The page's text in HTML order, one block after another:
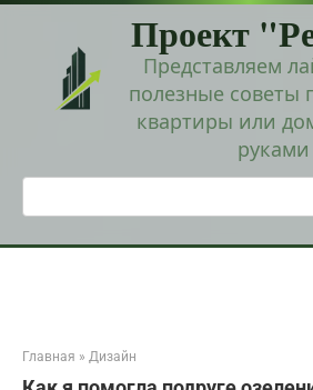
Перейти
Проект
Представляем
полезные советы
квартиры или
руками
Поиск:
Главная » Дизайн